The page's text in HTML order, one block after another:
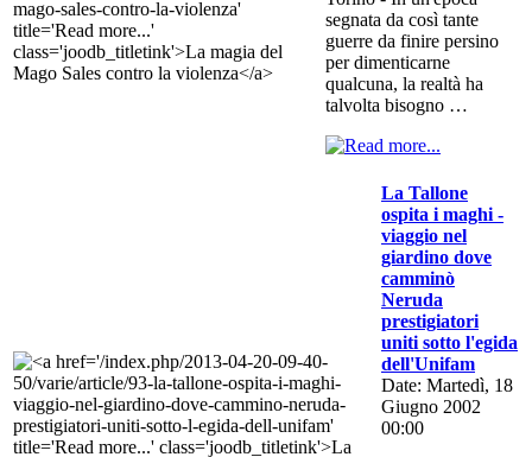
segnata da così tante
guerre da finire persino
per dimenticarne
qualcuna, la realtà ha
talvolta bisogno …
La Tallone
ospita i maghi -
viaggio nel
giardino dove
camminò
Neruda
prestigiatori
uniti sotto l'egida
dell'Unifam
Date: Martedì, 18
Giugno 2002
00:00